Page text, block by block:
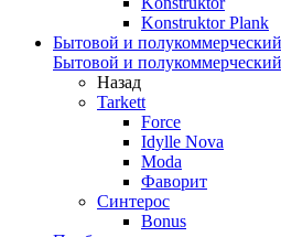
Konstruktor Plank
Бытовой и
Бытовой и
Назад
Tarkett
Force
Idylle Nova
Moda
Фаворит
Синтерос
Bonus